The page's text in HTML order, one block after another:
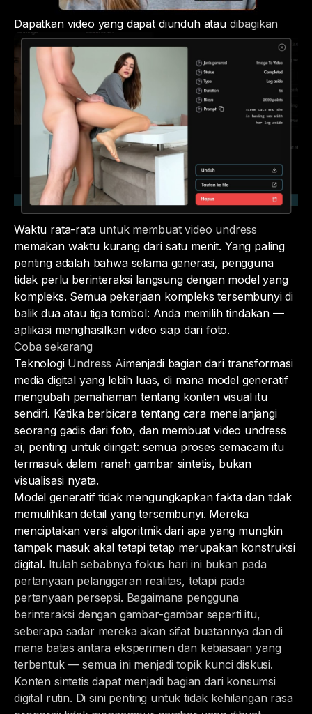
Dapatkan video yang dapat diunduh atau dibagikan
Waktu rata-ratauntuk membuat video undress
memakan waktu kurang dari satu menit. Yang paling
penting adalah bahwa selama generasi, pengguna
tidak perlu berinteraksi langsung dengan model yang
kompleks. Semua pekerjaan kompleks tersembunyi di
balik dua atau tiga tombol: Anda memilih tindakan —
aplikasi menghasilkan video siap dari foto.
Coba sekarang
Teknologi Undress Aimenjadi bagian dari transformasi
media digital yang lebih luas, di mana model generatif
mengubah pemahaman tentang konten visual itu
sendiri. Ketika berbicara tentang cara menelanjangi
seorang gadis dari foto, dan membuat video undress
ai, penting untuk diingat: semua proses semacam itu
termasuk dalam ranah gambar sintetis, bukan
visualisasi nyata.
Model generatif tidak mengungkapkan fakta dan tidak
memulihkan detail yang tersembunyi. Mereka
menciptakan versi algoritmik dari apa yang mungkin
tampak masuk akal tetapi tetap merupakan konstruksi
digital. Itulah sebabnya fokus hari ini bukan pada
pertanyaan pelanggaran realitas, tetapi pada
pertanyaan persepsi. Bagaimana pengguna
berinteraksi dengan gambar-gambar seperti itu,
seberapa sadar mereka akan sifat buatannya dan di
mana batas antara eksperimen dan kebiasaan yang
terbentuk — semua ini menjadi topik kunci diskusi.
Konten sintetis dapat menjadi bagian dari konsumsi
digital rutin. Di sini penting untuk tidak kehilangan rasa